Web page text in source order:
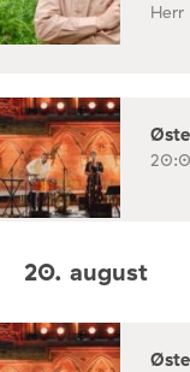
Herr
20. august